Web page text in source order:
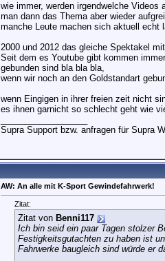
wie immer, werden irgendwelche
man dann das Thema aber wieder
manche Leute machen sich aktuell echt
2000 und 2012 das gleiche Spektakel
Seit dem es Youtube gibt kommen
gebunden sind bla bla bla,
wenn wir noch an den Goldstandart
wenn Eingigen in ihrer freien zeit nicht
es ihnen garnicht so schlecht geht wie
Supra Support bzw. anfragen für Supra
AW: An alle mit K-Sport Gewindefahrwerk!
Zitat:
Zitat von Benni117
Ich bin seid ein paar Tagen stolzer
Festigkeitsgutachten zu haben ist
Fahrwerke baugleich sind würde er